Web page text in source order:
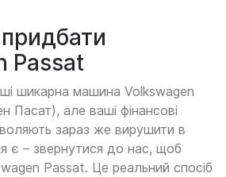
Passat
шикарна машина Volkswagen
Пасат), але ваші фінансові
зараз же вирушити в
є – звернутися до нас, щоб
Passat. Це реальний спосіб